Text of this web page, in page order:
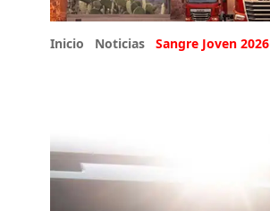
Inicio Noticias Sangre Joven 2026